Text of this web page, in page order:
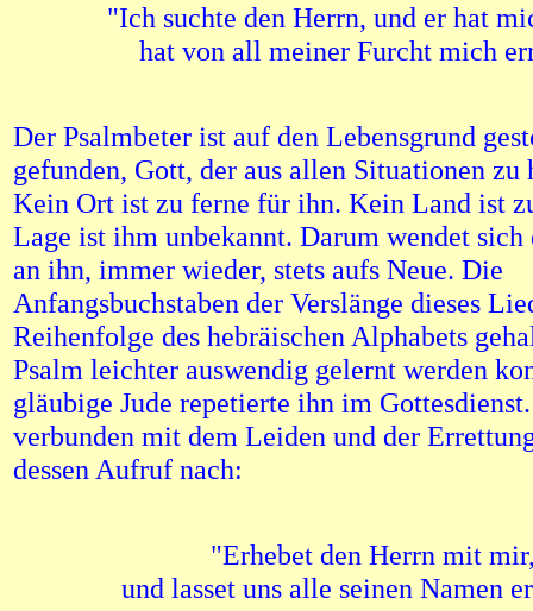
"Ich suchte den Herrn, und er hat
hat von all meiner Furcht mich
Der Psalmbeter ist auf den Lebensgrund
gefunden, Gott, der aus allen Situationen zu
Kein Ort ist zu ferne für ihn. Kein Land ist
Lage ist ihm unbekannt. Darum wendet sich
an ihn, immer wieder, stets aufs Neue. Die
Anfangsbuchstaben der Verslänge dieses
Reihenfolge des hebräischen Alphabets
Psalm leichter auswendig gelernt werden
gläubige Jude repetierte ihn im
verbunden mit dem Leiden und der
dessen Aufruf nach:
"Erhebet den Herrn mit
und lasset uns alle seinen Namen